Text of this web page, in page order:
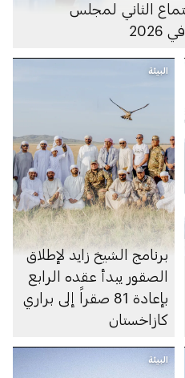
الثاني لمجلس
البيئة
برنامج الشيخ زايد لإطلاق
الصقور يبدأ عقده الرابع
بإعادة 81 صقراً إلى براري
كازاخستان
البيئة